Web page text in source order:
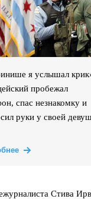
я услышал
пробежал
спас незнакомку и
руки у своей
Стива